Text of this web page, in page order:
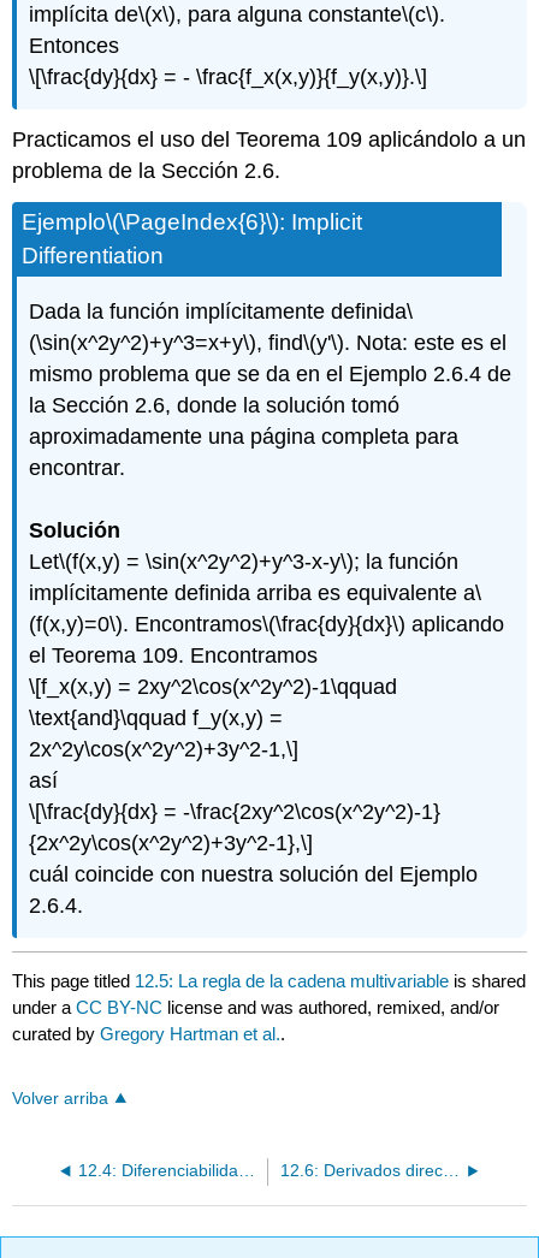
implícita de\(x\), para alguna constante\(c\).
Entonces
\[\frac{dy}{dx} = - \frac{f_x(x,y)}{f_y(x,y)}.\]
Practicamos el uso del Teorema 109 aplicándolo a un
problema de la Sección 2.6.
Ejemplo\(\PageIndex{6}\): Implicit
Differentiation
Dada la función implícitamente definida\
(\sin(x^2y^2)+y^3=x+y\), find\(y'\). Nota: este es el
mismo problema que se da en el Ejemplo 2.6.4 de
la Sección 2.6, donde la solución tomó
aproximadamente una página completa para
encontrar.
Solución
Let\(f(x,y) = \sin(x^2y^2)+y^3-x-y\); la función
implícitamente definida arriba es equivalente a\
(f(x,y)=0\). Encontramos\(\frac{dy}{dx}\) aplicando
el Teorema 109. Encontramos
\[f_x(x,y) = 2xy^2\cos(x^2y^2)-1\qquad
\text{and}\qquad f_y(x,y) =
2x^2y\cos(x^2y^2)+3y^2-1,\]
así
\[\frac{dy}{dx} = -\frac{2xy^2\cos(x^2y^2)-1}
{2x^2y\cos(x^2y^2)+3y^2-1},\]
cuál coincide con nuestra solución del Ejemplo
2.6.4.
This page titled 12.5: La regla de la cadena multivariable is shared
under aCC BY-NC license and was authored, remixed, and/or
curated byGregory Hartman et al..
Volver arriba
12.4: Diferenciabilidad y Diferencial Total 12.6: Derivados direccionales